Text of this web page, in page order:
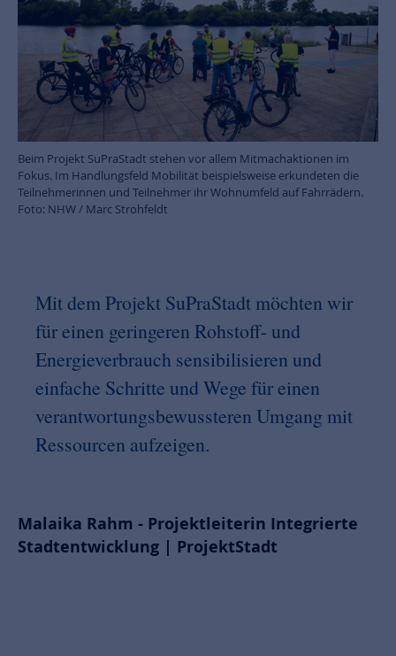
Beim Projekt SuPraStadt stehen vor allem Mitmachaktionen im
Fokus. Im Handlungsfeld Mobilität beispielsweise erkundeten die
Teilnehmerinnen und Teilnehmer ihr Wohnumfeld auf Fahrrädern.
Foto: NHW / Marc Strohfeldt
Mit dem Projekt SuPraStadt möchten wir
für einen geringeren Rohstoff- und
Energieverbrauch sensibilisieren und
einfache Schritte und Wege für einen
verantwortungsbewussteren Umgang mit
Ressourcen aufzeigen.
Malaika Rahm - Projektleiterin Integrierte
Stadtentwicklung | ProjektStadt